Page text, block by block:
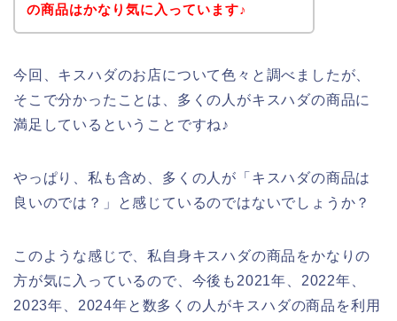
の商品はかなり気に入っています♪
今回、キスハダのお店について色々と調べましたが、
そこで分かったことは、多くの人がキスハダの商品に
満足しているということですね♪
やっぱり、私も含め、多くの人が「キスハダの商品は
良いのでは？」と感じているのではないでしょうか？
このような感じで、私自身キスハダの商品をかなりの
方が気に入っているので、今後も2021年、2022年、
2023年、2024年と数多くの人がキスハダの商品を利用